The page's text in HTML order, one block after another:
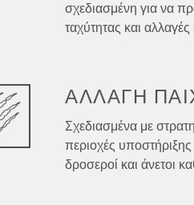
σχεδιασμένη για να
ταχύτητας και
ΑΛΛΑΓΉ
Σχεδιασμένα με
περιοχές
δροσεροί και άνετοι